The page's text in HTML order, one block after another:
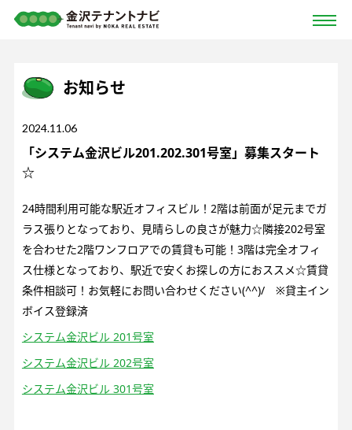
お知らせ
2024.11.06
「システム金沢ビル201.202.301号室」募集スタート
☆
24時間利用可能な駅近オフィスビル！2階は前面が足元までガ
ラス張りとなっており、見晴らしの良さが魅力☆隣接202号室
を合わせた2階ワンフロアでの賃貸も可能！3階は完全オフィ
ス仕様となっており、駅近で安くお探しの方におススメ☆賃貸
条件相談可！お気軽にお問い合わせください(^^)/ ※貸主イン
ボイス登録済
システム金沢ビル 201号室
システム金沢ビル 202号室
システム金沢ビル 301号室